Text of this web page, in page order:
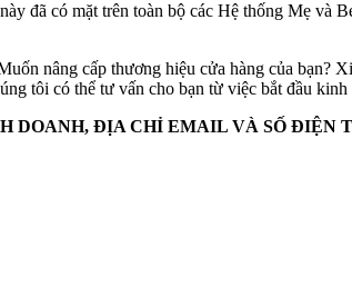
đã có mặt trên toàn bộ các Hệ thống Mẹ
nâng cấp thương hiệu cửa hàng của bạn?
tôi có thể tư vấn cho bạn từ việc bắt đầu
DOANH, ĐỊA CHỈ EMAIL VÀ SỐ ĐIỆN